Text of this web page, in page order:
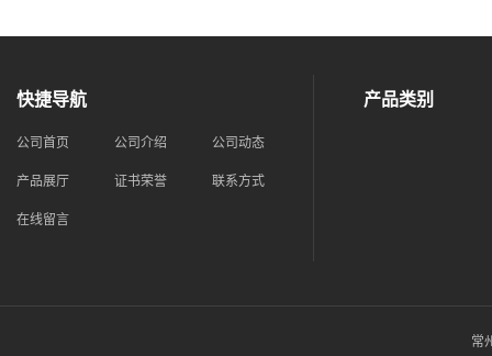
快捷导航
公司首页 公司介绍 公司动态
产品展厅 证书荣誉 联系方式
在线留言
产品类别
常